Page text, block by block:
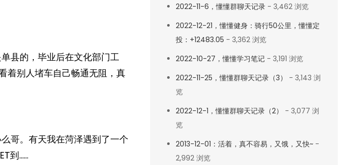
县的，毕业后在文化部门工
着别人堵车自己畅通无阻，真
哥。有天我在菏泽遇到了一个
到……
2022-11-6，懂懂群聊天记录- 3,462 浏览
2022-12-21，懂懂健身：骑行50公里，懂懂定
投：+12483.05 - 3,362 浏览
2022-10-27，懂懂学习笔记- 3,191 浏览
2022-11-25，懂懂群聊天记录（3）
- 3,143 浏
览
2022-12-1，懂懂群聊天记录（2）
- 3,077 浏
览
2013-12-01：活着，真不容易，又饿，又快~-
2,992 浏览